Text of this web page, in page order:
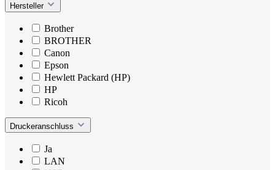
Hersteller
Brother
BROTHER
Canon
Epson
Hewlett Packard (HP)
HP
Ricoh
Druckeranschluss
Ja
LAN